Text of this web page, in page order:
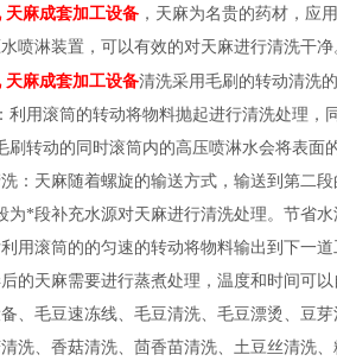
天麻成套加工设备 ，天麻为名贵的药材，应
喷淋装置，可以有效的对天麻进行清洗干
天麻成套加工设备清洗采用毛刷的转动清洗
利用滚筒的转动将物料抛起进行清洗处理，
刷转动的同时滚筒内的高压喷淋水会将表面
：天麻随着螺旋的输送方式，输送到第二
为*段补充水源对天麻进行清洗处理。节省水
用滚筒的的匀速的转动将物料输出到下一道
的天麻需要进行蒸煮处理，温度和时间可
、毛豆速冻线、毛豆清洗、毛豆漂烫、豆
洗、香菇清洗、茴香苗清洗、土豆丝清洗